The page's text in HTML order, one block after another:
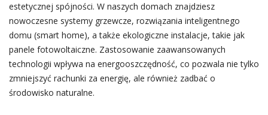
estetycznej spójności. W naszych domach znajdziesz
nowoczesne systemy grzewcze, rozwiązania inteligentnego
domu (smart home), a także ekologiczne instalacje, takie jak
panele fotowoltaiczne. Zastosowanie zaawansowanych
technologii wpływa na energooszczędność, co pozwala nie tylko
zmniejszyć rachunki za energię, ale również zadbać o
środowisko naturalne.